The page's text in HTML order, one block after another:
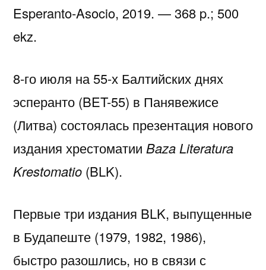
Esperanto-Asocio, 2019. — 368 p.; 500
ekz.
8-го июля на 55-х Балтийских днях
эсперанто (BET-55) в Панявежисе
(Литва) состоялась презентация нового
издания хрестоматии Baza Literatura
Krestomatio (BLK).
Первые три издания BLK, выпущенные
в Будапеште (1979, 1982, 1986),
быстро разошлись, но в связи с